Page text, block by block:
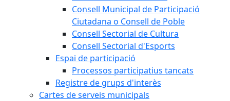
Consell Municipal de Participació
Ciutadana o Consell de Poble
Consell Sectorial de Cultura
Consell Sectorial d'Esports
Espai de participació
Processos participatius tancats
Registre de grups d'interès
Cartes de serveis municipals